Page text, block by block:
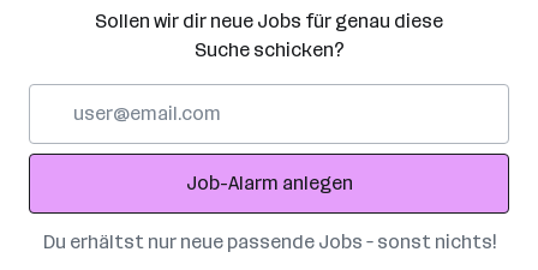
Sollen wir dir neue Jobs für genau diese
Suche schicken?
Adresse
Job-Alarm anlegen
Du erhältst nur neue passende Jobs – sonst nichts!